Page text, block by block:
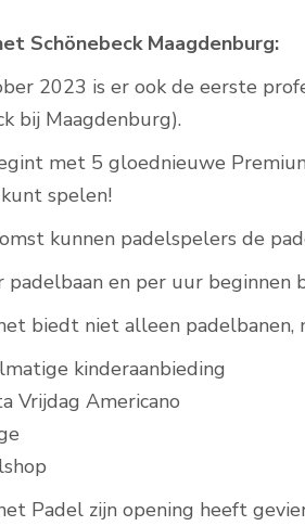
Schönebeck Maagdenburg:
2023 is er ook de eerste
bij Maagdenburg).
met 5 gloednieuwe
spelen!
kunnen padelspelers de
padelbaan en per uur beginnen
biedt niet alleen padelbanen,
kinderaanbieding
Vrijdag Americano
Padel zijn opening heeft